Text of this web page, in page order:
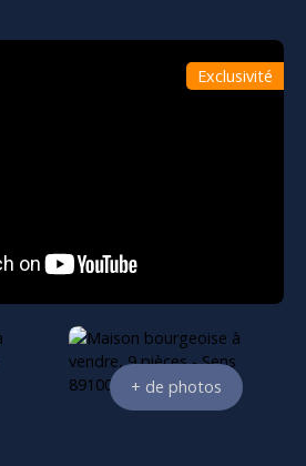
ESTIMER VENDRE
Exclusivité
+ de photos